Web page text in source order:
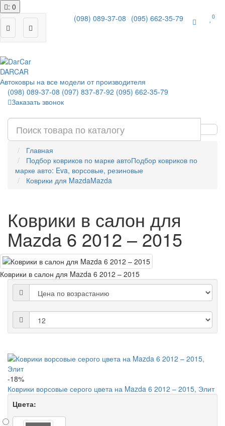
: 0
(098) 089-37-08 (095) 662-35-79 0
DARCAR
Автоковры на все модели от производителя
(098) 089-37-08 (097) 837-87-92 (095) 662-35-79
Заказать звонок
Главная
Подбор ковриков по марке автоПодбор ковриков по
марке авто: Eva, ворсовые, резиновые
Коврики для MazdaMazda
Коврики в салон для
Mazda 6 2012 – 2015
Коврики в салон для Mazda 6 2012 – 2015
-18%
Коврики ворсовые серого цвета на Mazda 6 2012 – 2015, Элит
Цвета: